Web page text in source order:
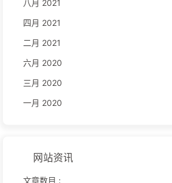
八月 2021
四月 2021
二月 2021
六月 2020
三月 2020
一月 2020
网站资讯
文章数目 :